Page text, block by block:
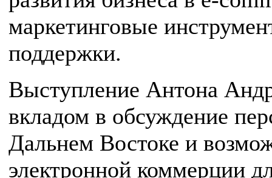
маркетинговые
поддержки.
Выступление Антона
вкладом в обсуждение
Дальнем Востоке и
электронной коммерции